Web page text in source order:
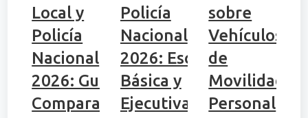
Local y
Policía
Nacional
2026: Guía
Comparativa
Policía
Nacional
2026: Escala
Básica y
Ejecutiva
sobre
Vehículos
de
Movilidad
Personal